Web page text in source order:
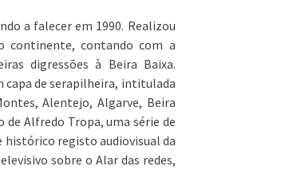
a falecer em 1990. Realizou
continente, contando com a
digressões à Beira Baixa.
capa de serapilheira, intitulada
Alentejo, Algarve, Beira
de Alfredo Tropa, uma série de
histórico registo audiovisual da
sobre o Alar das redes,